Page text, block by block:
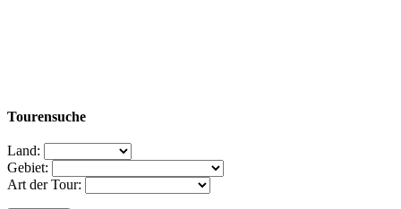
Tourensuche
Land:
Gebiet:
Art der Tour: